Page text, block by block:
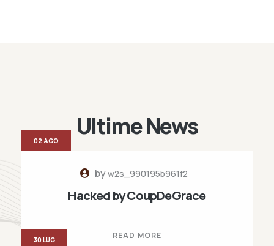
Ultime News
byw2s_990195b961f2
Hacked by CoupDeGrace
READ MORE
02 AGO
30 LUG